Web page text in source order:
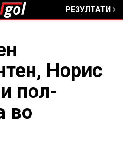
РЕЗУЛТАТИ
Норис
пол-
во